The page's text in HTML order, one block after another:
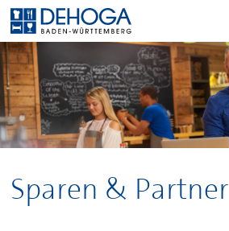
Zum Hauptinhalt springen
Zum Footerinhalt springen
Sparen & Partner